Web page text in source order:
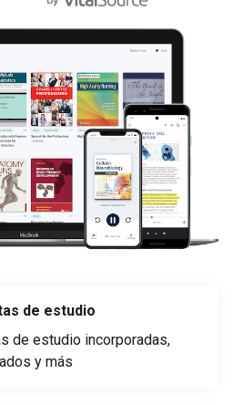
de estudio
de estudio incorporadas,
y más